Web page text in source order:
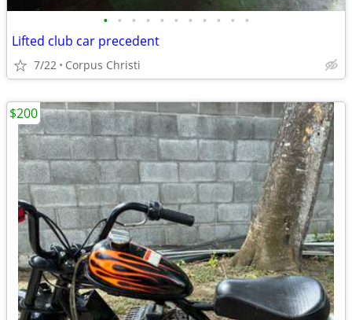
• • • • • • • • • • •
Lifted club car precedent
7/22 Corpus Christi
$200